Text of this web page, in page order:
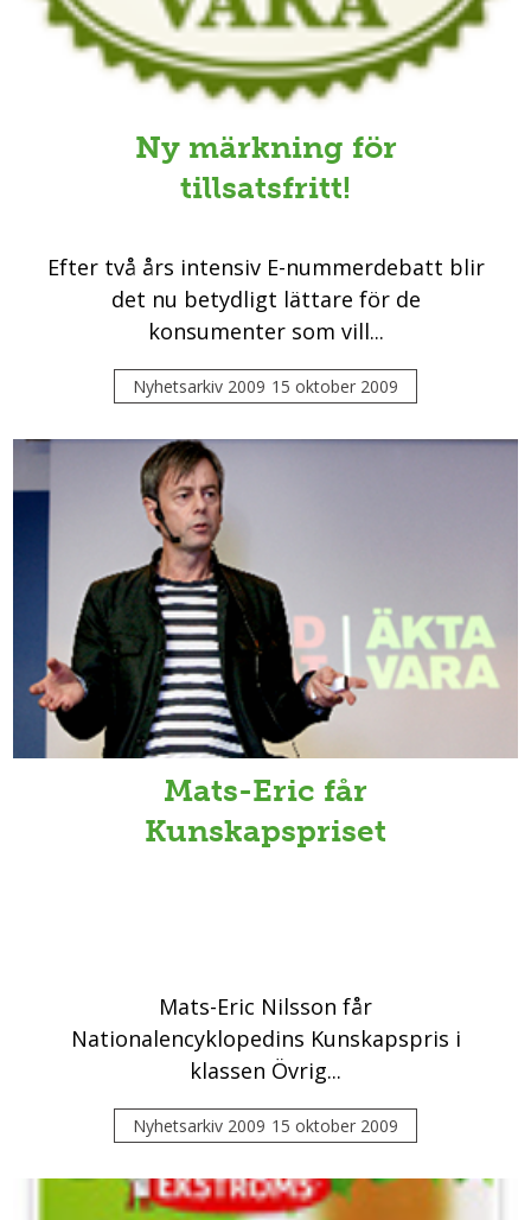
Ny märkning för
tillsatsfritt!
Efter två års intensiv E-nummerdebatt blir
det nu betydligt lättare för de
konsumenter som vill...
Nyhetsarkiv 2009 15 oktober 2009
Mats-Eric får
Kunskapspriset
Mats-Eric Nilsson får
Nationalencyklopedins Kunskapspris i
klassen Övrig...
Nyhetsarkiv 2009 15 oktober 2009